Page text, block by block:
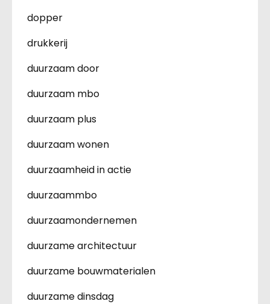
dopper
drukkerij
duurzaam door
duurzaam mbo
duurzaam plus
duurzaam wonen
duurzaamheid in actie
duurzaammbo
duurzaamondernemen
duurzame architectuur
duurzame bouwmaterialen
duurzame dinsdag